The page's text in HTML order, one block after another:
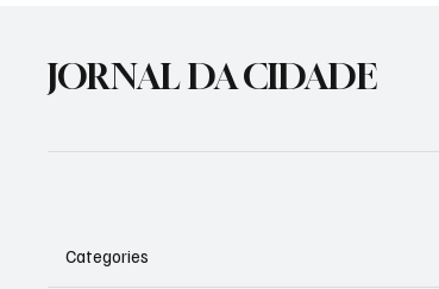
JORNAL DA CIDADE
Categories